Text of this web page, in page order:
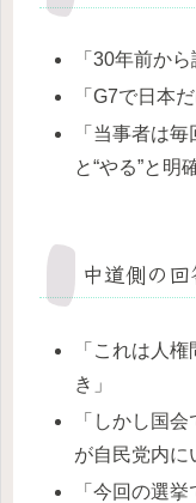
「30年前か
「G7で日本
「当事者は
と“やる”と明
中道側の回
「これは人
き」
「しかし国
が自民党内に
「今回の選